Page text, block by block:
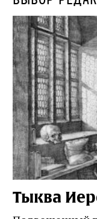
Тыква